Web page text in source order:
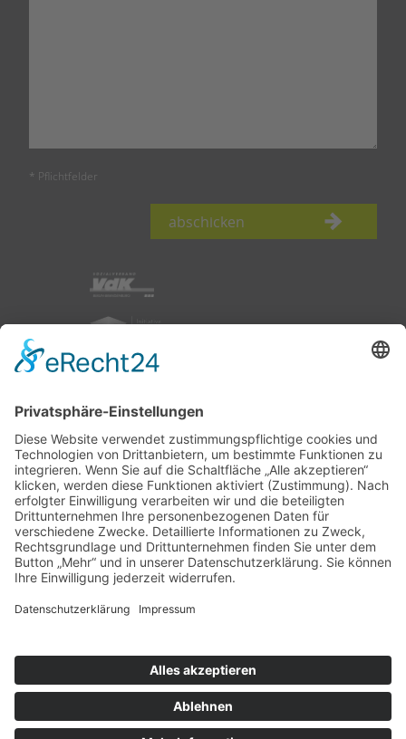
* Pflichtfelder
abschicken
nach oben
Impressum|Datenschutz
Ihnen gefällt, was Sie lesen?
X